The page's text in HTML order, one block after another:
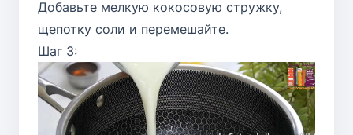
Добавьте мелкую кокосовую стружку,
щепотку соли и перемешайте.
Шаг 3: